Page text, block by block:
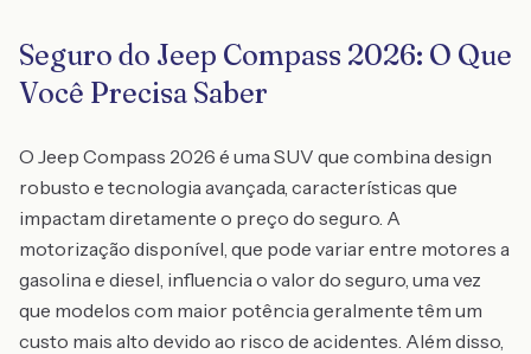
Seguro do Jeep Compass 2026: O Que
Você Precisa Saber
O Jeep Compass 2026 é uma SUV que combina design
robusto e tecnologia avançada, características que
impactam diretamente o preço do seguro. A
motorização disponível, que pode variar entre motores a
gasolina e diesel, influencia o valor do seguro, uma vez
que modelos com maior potência geralmente têm um
custo mais alto devido ao risco de acidentes. Além disso,